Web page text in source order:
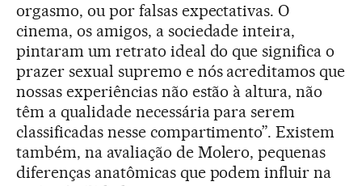
orgasmo, ou por falsas expectativas. O
cinema, os amigos, a sociedade inteira,
pintaram um retrato ideal do que significa o
prazer sexual supremo e nós acreditamos que
nossas experiências não estão à altura, não
têm a qualidade necessária para serem
classificadas nesse compartimento”. Existem
também, na avaliação de Molero, pequenas
diferenças anatômicas que podem influir na